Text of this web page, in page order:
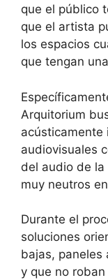
que el público
que el artista
los espacios
que tengan
Arquitorium
acústicamente
audiovisuales
del audio de la
muy neutros
Durante el
soluciones
bajas, paneles
y que no